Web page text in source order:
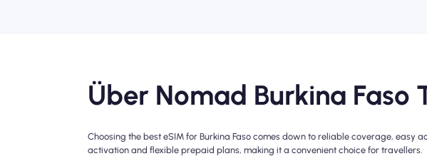
Über Nomad Burkina Faso
Choosing the best eSIM for Burkina Faso comes down to reliable coverage,
activation and flexible prepaid plans, making it a convenient choice for travellers.